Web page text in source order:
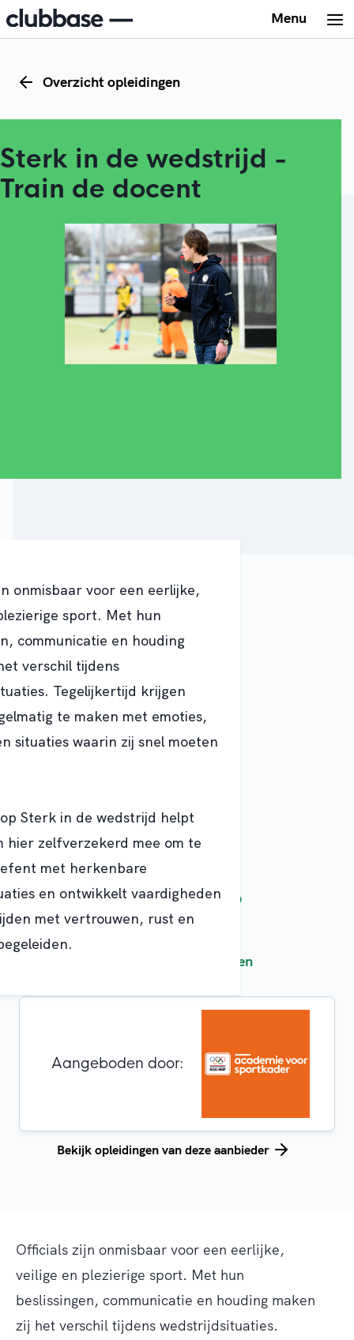
Menu
Overzicht opleidingen
Sterk in de wedstrijd -
Train de docent
onmisbaar voor een eerlijke,
sport. Met hun
communicatie en houding
verschil tijdens
. Tegelijkertijd krijgen
te maken met emoties,
situaties waarin zij snel moeten
Sterk in de wedstrijd helpt
hier zelfverzekerd mee om te
met herkenbare
en ontwikkelt vaardigheden
met vertrouwen, rust en
Opleidingsoort:
Workshop
Doelgroep:
Official
Alle sporten
Aangeboden door:
Bekijk opleidingen van deze aanbieder
Officials zijn onmisbaar voor een eerlijke,
veilige en plezierige sport. Met hun
beslissingen, communicatie en houding maken
zij het verschil tijdens wedstrijdsituaties.